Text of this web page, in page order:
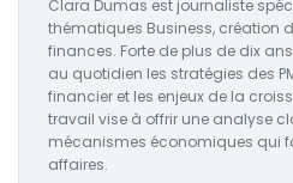
Clara Dumas est journaliste
thématiques Business, création
finances. Forte de plus de dix
au quotidien les stratégies des
financier et les enjeux de la
travail vise à offrir une analyse
mécanismes économiques qui
affaires.